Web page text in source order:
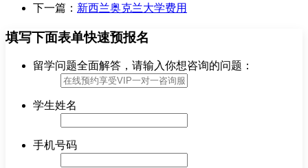
下一篇： 新西兰奥克兰大学费用
填写下面表单快速预报名
留学问题全面解答，请输入你想咨询的问题：
学生姓名
手机号码